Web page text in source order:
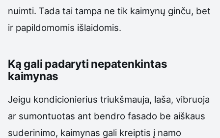
nuimti. Tada tai tampa ne tik kaimynų ginču, bet
ir papildomomis išlaidomis.
Ką gali padaryti nepatenkintas
kaimynas
Jeigu kondicionierius triukšmauja, laša, vibruoja
ar sumontuotas ant bendro fasado be aiškaus
suderinimo, kaimynas gali kreiptis į namo